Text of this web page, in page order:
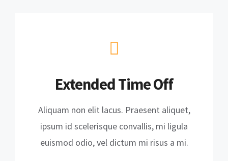
Extended Time Off
Aliquam non elit lacus. Praesent aliquet,
ipsum id scelerisque convallis, mi ligula
euismod odio, vel dictum mi risus a mi.